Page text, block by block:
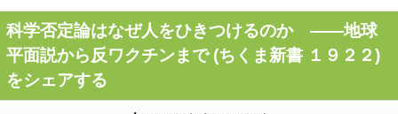
科学否定論はなぜ人をひきつけるのか ――地球
平面説から反ワクチンまで (ちくま新書 １９２２)
をシェアする